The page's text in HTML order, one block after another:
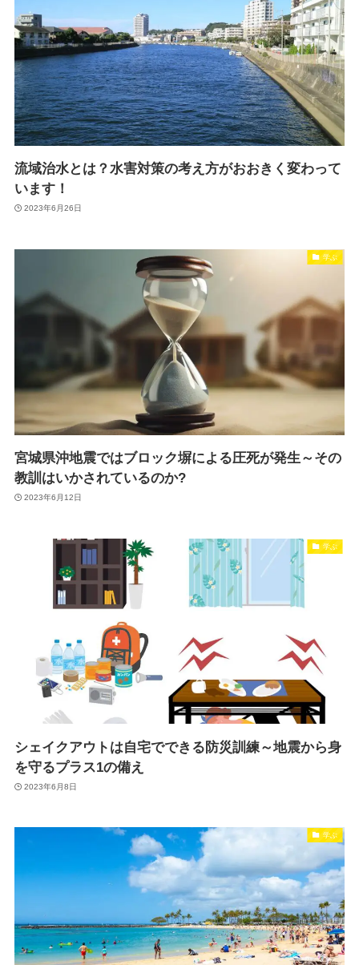
流域治水とは？水害対策の考え方がおおきく変わって
います！
2023年6月26日
学ぶ
宮城県沖地震ではブロック塀による圧死が発生～その
教訓はいかされているのか?
2023年6月12日
学ぶ
シェイクアウトは自宅でできる防災訓練～地震から身
を守るプラス1の備え
2023年6月8日
学ぶ